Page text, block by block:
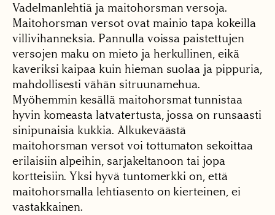
Vadelmanlehtiä ja maitohorsman versoja.
Maitohorsman versot ovat mainio tapa kokeilla
villivihanneksia. Pannulla voissa paistettujen
versojen maku on mieto ja herkullinen, eikä
kaveriksi kaipaa kuin hieman suolaa ja pippuria,
mahdollisesti vähän sitruunamehua.
Myöhemmin kesällä maitohorsmat tunnistaa
hyvin komeasta latvatertusta, jossa on runsaasti
sinipunaisia kukkia. Alkukeväästä
maitohorsman versot voi tottumaton sekoittaa
erilaisiin alpeihin, sarjakeltanoon tai jopa
kortteisiin. Yksi hyvä tuntomerkki on, että
maitohorsmalla lehtiasento on kierteinen, ei
vastakkainen.